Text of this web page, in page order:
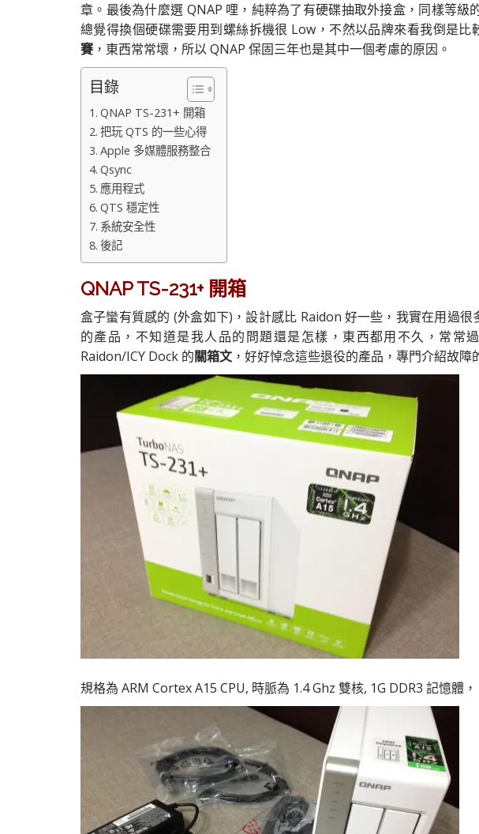
章。最後為什麼選 QNAP 哩，純粹為了有硬碟抽取外接盒，同樣等級
總覺得換個硬碟需要用到螺絲拆機很 Low，不然以品牌來看我倒是
賽 ，東西常常壞，所以 QNAP 保固三年也是其中一個考慮的原因。
目錄
QNAP TS-231+ 開箱
把玩 QTS 的一些心得
Apple 多媒體服務整合
Qsync
應用程式
QTS 穩定性
系統安全性
後記
QNAP TS-231+ 開箱
盒子蠻有質感的 (外盒如下)，設計感比 Raidon 好一些，我實在用過很
的產品，不知道是我人品的問題還是怎樣，東西都用不久，常常
Raidon/ICY Dock 的關箱文 ，好好悼念這些退役的產品，專門介紹故障
規格為 ARM Cortex A15 CPU, 時脈為 1.4 Ghz 雙核, 1G DDR3 記憶體，